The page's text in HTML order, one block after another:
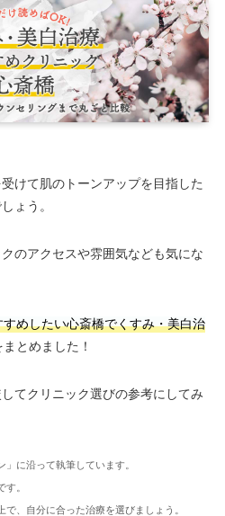
けて肌のトーンアップを目指した
ょう。
のアクセスや雰囲気なども気にな
すめしたい心斎橋でくすみ・美白治
まとめました！
てクリニック選びの参考にしてみ
に沿って執筆しています。
。
、自分に合った治療を選びましょう。